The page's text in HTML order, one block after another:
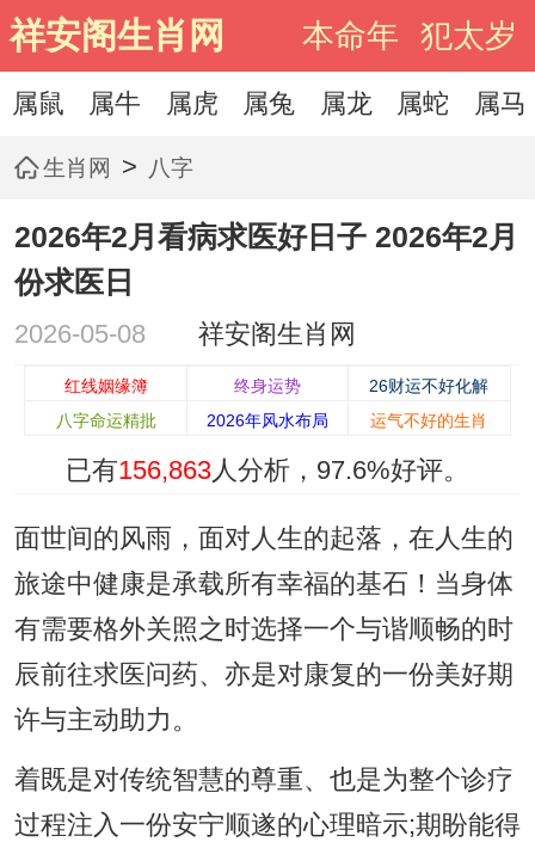
祥安阁生肖网 本命年 犯太岁
属鼠 属牛 属虎 属兔 属龙 属蛇 属马
生肖网 > 八字
2026年2月看病求医好日子 2026年2月
份求医日
2026-05-08 祥安阁生肖网
红线姻缘簿 终身运势
26财运不好化解
八字命运精批
2026年风水布局 运气不好的生肖
已有156,863人分析， 97.6%好评。
面世间的风雨，面对人生的起落，在人生的
旅途中健康是承载所有幸福的基石！当身体
有需要格外关照之时选择一个与谐顺畅的时
辰前往求医问药、亦是对康复的一份美好期
许与主动助力。
着既是对传统智慧的尊重、也是为整个诊疗
过程注入一份安宁顺遂的心理暗示;期盼能得